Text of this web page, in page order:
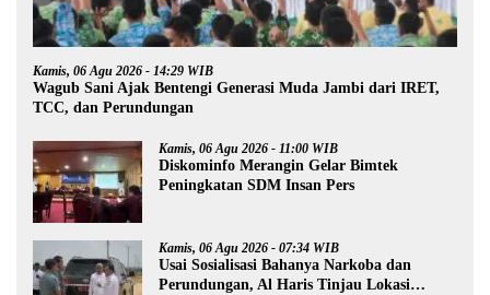
Kamis, 06 Agu 2026 - 14:29 WIB
Wagub Sani Ajak Bentengi Generasi Muda Jambi dari IRET,
TCC, dan Perundungan
Kamis, 06 Agu 2026 - 11:00 WIB
Diskominfo Merangin Gelar Bimtek
Peningkatan SDM Insan Pers
Kamis, 06 Agu 2026 - 07:34 WIB
Usai Sosialisasi Bahanya Narkoba dan
Perundungan, Al Haris Tinjau Lokasi